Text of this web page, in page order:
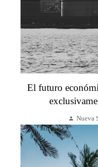
El futuro
Nueva